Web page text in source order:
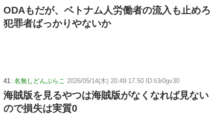
ODAもだが、ベトナム人労働者の流入も止めろ
犯罪者ばっかりやないか
41: 名無しどんぶらこ 2026/05/14(木) 20:49:17.50 ID:li3r0gv30
海賊版を見るやつは海賊版がなくなれば見ない
ので損失は実質0